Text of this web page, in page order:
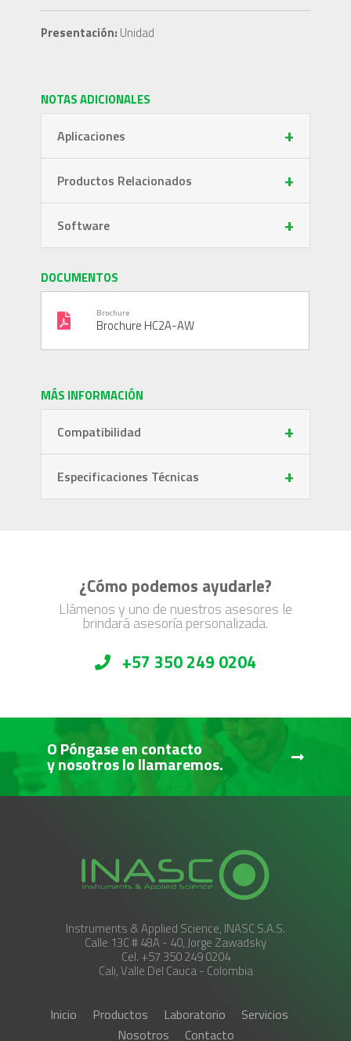
Presentación: Unidad
NOTAS ADICIONALES
Aplicaciones +
Productos Relacionados +
Software +
DOCUMENTOS
Brochure
Brochure HC2A-AW
MÁS INFORMACIÓN
Compatibilidad +
Especificaciones Técnicas +
¿Cómo podemos ayudarle?
Llámenos y uno de nuestros asesores le
brindará asesoría personalizada.
+57 350 249 0204
O Póngase en contacto
y nosotros lo llamaremos.
Instruments & Applied Science, INASC S.A.S.
Calle 13C # 48A - 40, Jorge Zawadsky
Cel. +57 350 249 0204
Cali, Valle Del Cauca - Colombia
Inicio Productos Laboratorio
Servicios
Nosotros
Contacto